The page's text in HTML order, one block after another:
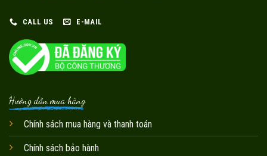
CALL US E-MAIL
Hướng dẫn mua hàng
Chính sách mua hàng và thanh toán
Chính sách bảo hành